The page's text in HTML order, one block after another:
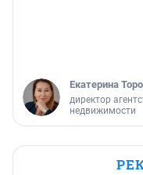
Екатерина
директор
недвижимости